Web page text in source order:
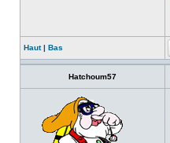
Haut| Bas
Hatchoum57